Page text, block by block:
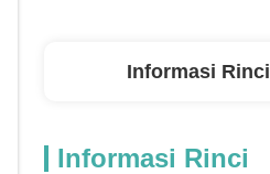
Informasi Rinci
Informasi Rinci